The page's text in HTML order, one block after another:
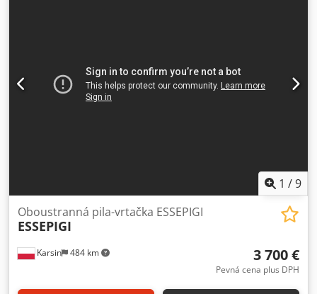
1 /9
Karsin 484 km
Oboustranná pila-vrtačka ESSEPIGI
ESSEPIGI
3 700 €
Pevná cena plus DPH